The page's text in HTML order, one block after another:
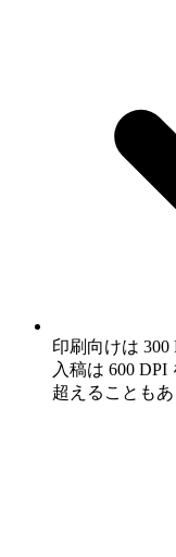
印刷向けは
入稿は 600
超えることもあ